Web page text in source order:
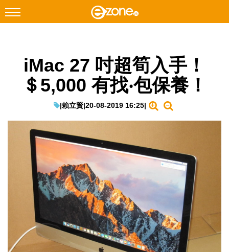
Facebook Instagram
科技焦點
遊戲動漫
教學評測
EduTech
IT Times
生成式AI與雲端應用
Enterprise Digital Transformation
特集
iMac 27 吋超筍入手！
＄5,000 有找‧包保養！
|賴立賢|20-08-2019 16:25|